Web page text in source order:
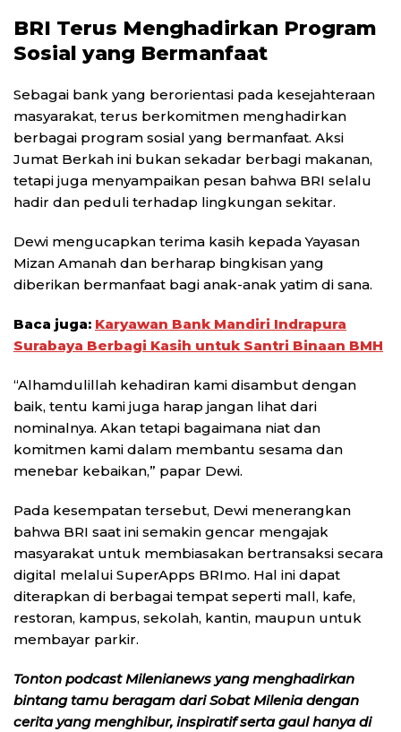
BRI Terus Menghadirkan Program
Sosial yang Bermanfaat
Sebagai bank yang berorientasi pada kesejahteraan
masyarakat, terus berkomitmen menghadirkan
berbagai program sosial yang bermanfaat. Aksi
Jumat Berkah ini bukan sekadar berbagi makanan,
tetapi juga menyampaikan pesan bahwa BRI selalu
hadir dan peduli terhadap lingkungan sekitar.
Dewi mengucapkan terima kasih kepada Yayasan
Mizan Amanah dan berharap bingkisan yang
diberikan bermanfaat bagi anak-anak yatim di sana.
Baca juga: Karyawan Bank Mandiri Indrapura
Surabaya Berbagi Kasih untuk Santri Binaan BMH
“Alhamdulillah kehadiran kami disambut dengan
baik, tentu kami juga harap jangan lihat dari
nominalnya. Akan tetapi bagaimana niat dan
komitmen kami dalam membantu sesama dan
menebar kebaikan,” papar Dewi.
Pada kesempatan tersebut, Dewi menerangkan
bahwa BRI saat ini semakin gencar mengajak
masyarakat untuk membiasakan bertransaksi secara
digital melalui SuperApps BRImo. Hal ini dapat
diterapkan di berbagai tempat seperti mall, kafe,
restoran, kampus, sekolah, kantin, maupun untuk
membayar parkir.
Tonton podcast Milenianews yang menghadirkan
bintang tamu beragam dari Sobat Milenia dengan
cerita yang menghibur, inspiratif serta gaul hanya di